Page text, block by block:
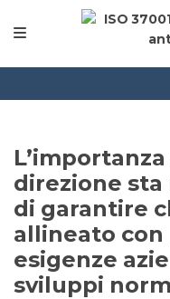
direzione
di garantire
allineato
esigenze
sviluppi